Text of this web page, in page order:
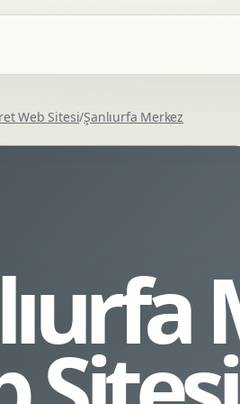
Dashboard UI Tasarimi
Conversion UX Optimizasyonu
Web Sitesi/Şanlıurfa Merkez